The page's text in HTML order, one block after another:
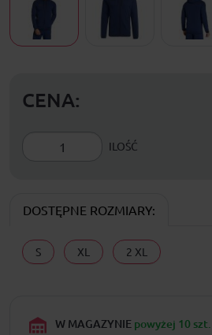
CENA:
ILOŚĆ
DOSTĘPNE ROZMIARY:
S XL 2 XL
W MAGAZYNIE powyżej 10 szt.